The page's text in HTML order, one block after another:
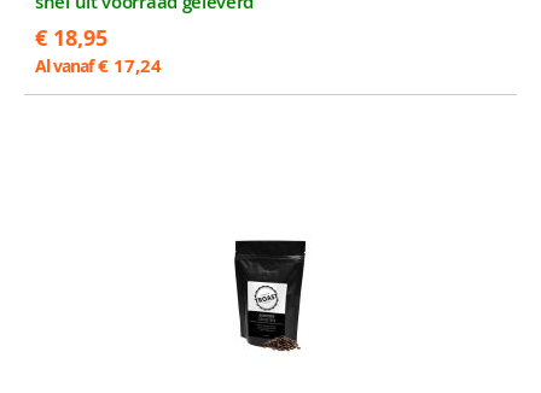
€ 18,95
Al vanaf € 17,24